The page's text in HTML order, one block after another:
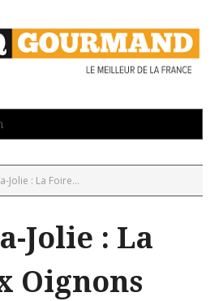
Jolie : La Foire...
Jolie : La
Oignons